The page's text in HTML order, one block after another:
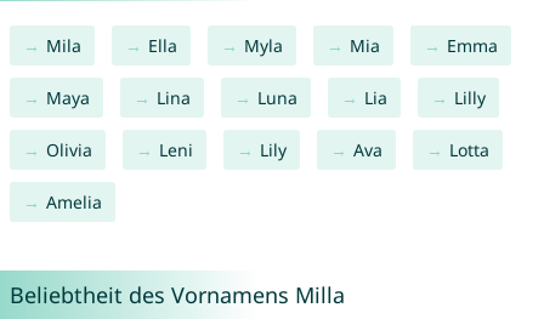
Mila Ella Myla Mia Emma
Maya Lina Luna Lia Lilly
Olivia Leni Lily Ava Lotta
Amelia
Beliebtheit des Vornamens Milla